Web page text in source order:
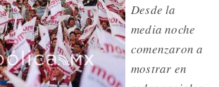
Desde la
media noche
comenzaron a
mostrar en